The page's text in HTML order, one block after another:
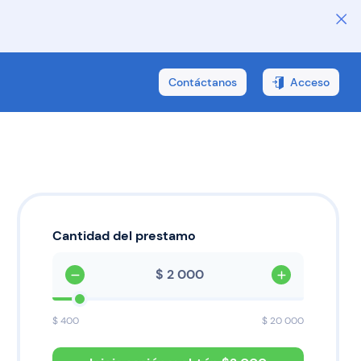
Contáctanos Acceso
Cantidad del prestamo
$
$400 $ 20 000